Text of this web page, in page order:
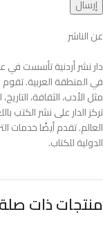
عن الناشر
في المنطقة العربية. تقوم
مثل الأدب، الثقافة،
تركز الدار على نشر الكتب
العالم. تقدم أيضًا خدمات
الدولية للكتاب.
منتجات ذات صلة